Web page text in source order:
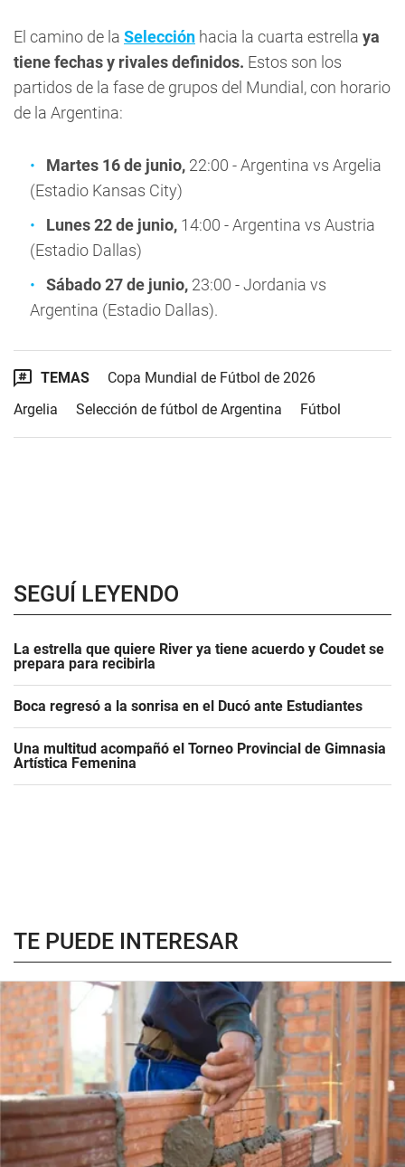
El camino de la Selección hacia la cuarta estrella ya
tiene fechas y rivales definidos. Estos son los
partidos de la fase de grupos del Mundial, con horario
de la Argentina:
Martes 16 de junio, 22:00 - Argentina vs Argelia
(Estadio Kansas City)
Lunes 22 de junio, 14:00 - Argentina vs Austria
(Estadio Dallas)
Sábado 27 de junio, 23:00 - Jordania vs
Argentina (Estadio Dallas).
TEMAS
Copa Mundial de Fútbol de 2026
Argelia
Selección de fútbol de Argentina Fútbol
SEGUÍ LEYENDO
La estrella que quiere River ya tiene acuerdo y Coudet se
prepara para recibirla
Boca regresó a la sonrisa en el Ducó ante Estudiantes
Una multitud acompañó el Torneo Provincial de Gimnasia
Artística Femenina
TE PUEDE INTERESAR